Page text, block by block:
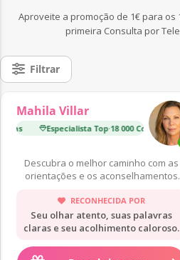
Aproveite a promoção de 1€ para
primeira Consulta por
Filtrar
Mahila Villar
Especialista Top·18 000 Consultas
Descubra o melhor caminho com as
orientações e os aconselhamentos
RECONHECIDA POR
Seu olhar atento, suas palavras
claras e seu acolhimento caloroso.